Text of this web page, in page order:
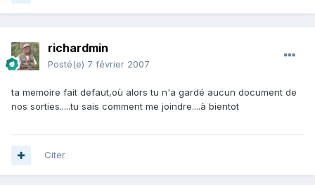
richardmin
Posté(e) 7 février 2007
ta memoire fait defaut,où alors tu n'a gardé aucun document de
nos sorties.....tu sais comment me joindre....à bientot
Citer